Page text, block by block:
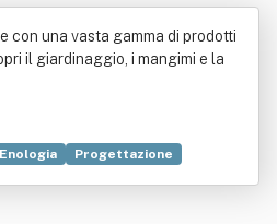
con una vasta gamma di prodotti
il giardinaggio, i mangimi e la
Enologia
Progettazione